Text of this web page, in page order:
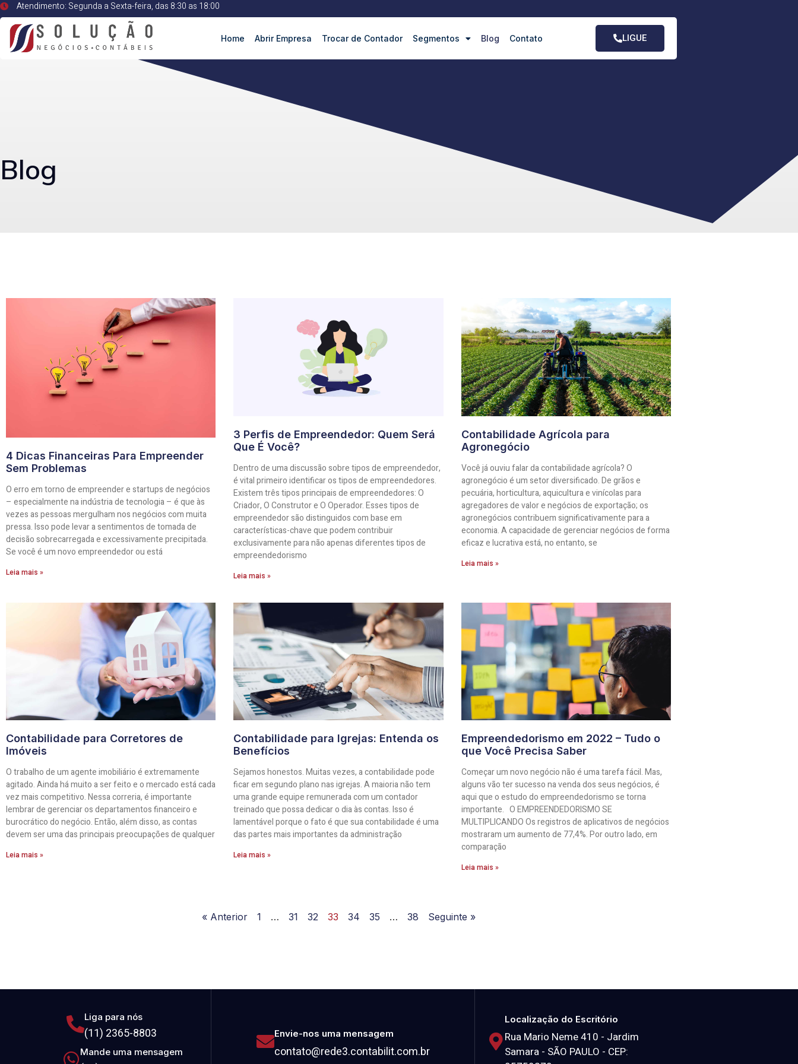
Atendimento: Segunda a Sexta-feira, das 8:30 as 18:00
Home Abrir Empresa Trocar de Contador Segmentos Blog Contato LIGUE
Blog
4 Dicas Financeiras Para Empreender
Sem Problemas
O erro em torno de empreender e startups de negócios
– especialmente na indústria de tecnologia – é que às
vezes as pessoas mergulham nos negócios com muita
pressa. Isso pode levar a sentimentos de tomada de
decisão sobrecarregada e excessivamente precipitada.
Se você é um novo empreendedor ou está
Leia mais »
3 Perfis de Empreendedor: Quem Será
Que É Você?
Dentro de uma discussão sobre tipos de empreendedor,
é vital primeiro identificar os tipos de empreendedores.
Existem três tipos principais de empreendedores: O
Criador, O Construtor e O Operador. Esses tipos de
empreendedor são distinguidos com base em
características-chave que podem contribuir
exclusivamente para não apenas diferentes tipos de
empreendedorismo
Leia mais »
Contabilidade Agrícola para
Agronegócio
Você já ouviu falar da contabilidade agrícola? O
agronegócio é um setor diversificado. De grãos e
pecuária, horticultura, aquicultura e vinícolas para
agregadores de valor e negócios de exportação; os
agronegócios contribuem significativamente para a
economia. A capacidade de gerenciar negócios de forma
eficaz e lucrativa está, no entanto, se
Leia mais »
Contabilidade para Corretores de
Imóveis
O trabalho de um agente imobiliário é extremamente
agitado. Ainda há muito a ser feito e o mercado está cada
vez mais competitivo. Nessa correria, é importante
lembrar de gerenciar os departamentos financeiro e
burocrático do negócio. Então, além disso, as contas
devem ser uma das principais preocupações de qualquer
Leia mais »
Contabilidade para Igrejas: Entenda os
Benefícios
Sejamos honestos. Muitas vezes, a contabilidade pode
ficar em segundo plano nas igrejas. A maioria não tem
uma grande equipe remunerada com um contador
treinado que possa dedicar o dia às contas. Isso é
lamentável porque o fato é que sua contabilidade é uma
das partes mais importantes da administração
Leia mais »
Empreendedorismo em 2022 – Tudo o
que Você Precisa Saber
Começar um novo negócio não é uma tarefa fácil. Mas,
alguns vão ter sucesso na venda dos seus negócios, é
aqui que o estudo do empreendedorismo se torna
importante. O EMPREENDEDORISMO SE
MULTIPLICANDO Os registros de aplicativos de negócios
mostraram um aumento de 77,4%. Por outro lado, em
comparação
Leia mais »
« Anterior 1 … 31 32 33 34 35 … 38 Seguinte »
Liga para nós
(11) 2365-8803
Mande uma mensagem
Envie-nos uma mensagem
contato@rede3.contabilit.com.br
Localização do Escritório
Rua Mario Neme 410 - Jardim
Samara - SÃO PAULO - CEP: